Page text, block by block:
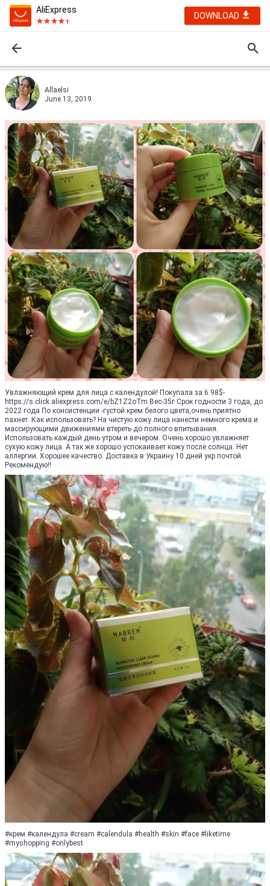
AliExpress
DOWNLOAD
Allaelsi
June 13, 2019
Увлажняющий крем для лица с календулой! Покупала за 6.98$-
https://s.click.aliexpress.com/e/bZ1Z2oTm Вес-35г Срок годности 3 года, до
2022 года По консистенции -густой крем белого цвета,очень приятно
пахнет. Как использовать? На чистую кожу лица нанести немного крема и
массирующими движениями втереть до полного впитывания.
Использовать каждый день утром и вечером. Очень хорошо увлажняет
сухую кожу лица. А так же хорошо успокаивает кожу после солнца. Нет
аллергии. Хорошее качество. Доставка в Украину 10 дней укр почтой.
Рекомендую!!
#крем #календула #cream #calendula #health #skin #face #liketime
#myshopping #оnlybest